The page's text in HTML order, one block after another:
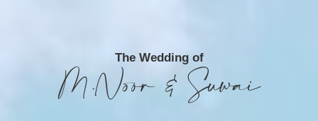
The Wedding of
M.Noor & Suwai